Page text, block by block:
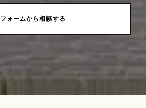
フォームから相談する